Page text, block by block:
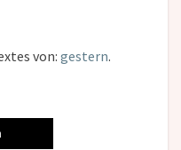
von: gestern.